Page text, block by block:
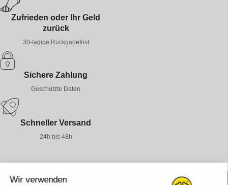
Zufrieden oder Ihr Geld
zurück
30-tägige Rückgabefrist
Sichere Zahlung
Geschützte Daten
Schneller Versand
24h bis 48h
Wir verwenden